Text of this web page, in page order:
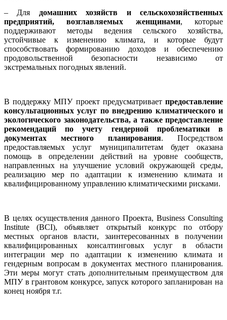
– Для домашних хозяйств и сельскохозяйственных
предприятий, возглавляемых женщинами, которые
поддерживают методы ведения сельского хозяйства,
устойчивые к изменению климата, и которые будут
способствовать формированию доходов и обеспечению
продовольственной безопасности независимо от
экстремальных погодных явлений.
В поддержку МПУ проект предусматривает предоставление
консультационных услуг по внедрению климатического и
экологического законодательства, а также предоставление
рекомендаций по учету гендерной проблематики в
документах местного планирования. Посредством
предоставляемых услуг муниципалитетам будет оказана
помощь в определении действий на уровне сообществ,
направленных на улучшение условий окружающей среды,
реализацию мер по адаптации к изменению климата и
квалифицированному управлению климатическими рисками.
В целях осуществления данного Проекта, Business Consulting
Institute (BCI), объявляет открытый конкурс по отбору
местных органов власти, заинтересованных в получении
квалифицированных консалтинговых услуг в области
интеграции мер по адаптации к изменению климата и
гендерным вопросам в документах местного планирования.
Эти меры могут стать дополнительным преимуществом для
МПУ в грантовом конкурсе, запуск которого запланирован на
конец ноября т.г.